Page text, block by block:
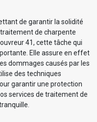
de garantir la solidité
de charpente
41, cette tâche qui
Elle assure en effet
dommages causés par les
des techniques
garantir une protection
services de traitement de